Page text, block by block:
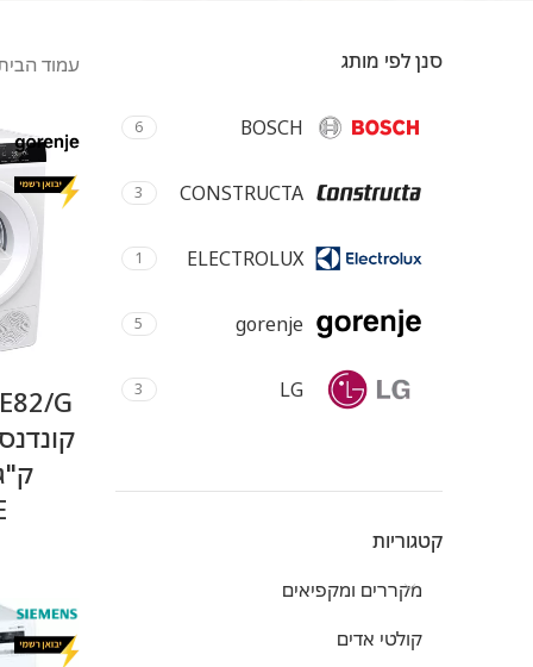
סנן לפי מותג
BOSCH
6
CONSTRUCTA
3
ELECTROLUX
1
gorenje
5
LG
3
SAMSUNG
קטגוריות
מקררים ומקפיאים
קולטי אדים
עמוד